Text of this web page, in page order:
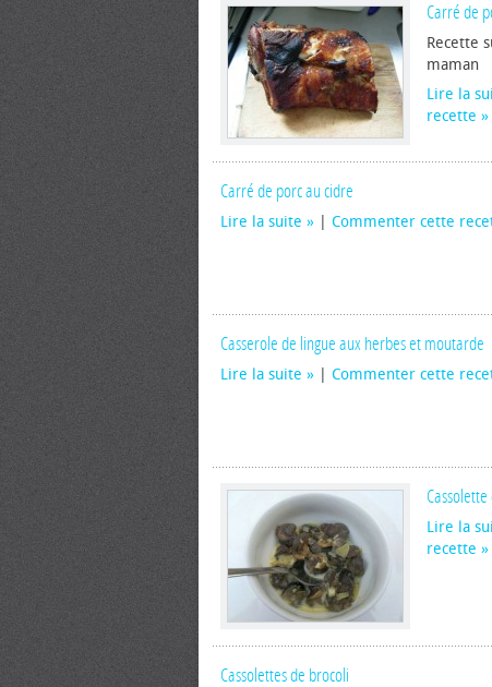
Carré de
Recette
maman
Lire la
recette
Carré de porc au cidre
Lire la suite Commenter cette
Casserole de lingue aux herbes et moutarde
Lire la suite Commenter cette
Cassolette
Lire la
recette
Cassolettes de brocoli